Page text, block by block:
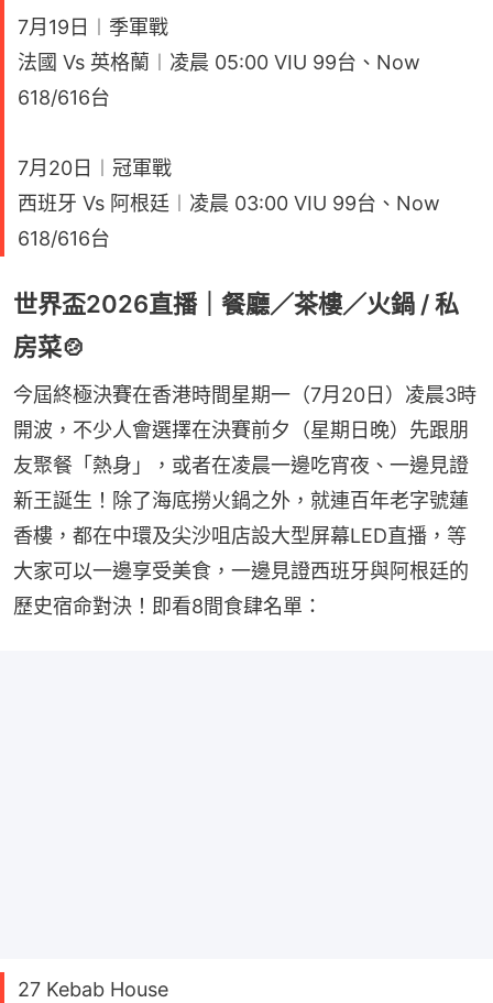
7月19日︱季軍戰
法國 Vs 英格蘭︱凌晨 05:00 VIU 99台、Now
618/616台
7月20日︱冠軍戰
西班牙 Vs 阿根廷︱凌晨 03:00 VIU 99台、Now
618/616台
世界盃2026直播｜餐廳／茶樓／火鍋 / 私
房菜🍲
今屆終極決賽在香港時間星期一（7月20日）凌晨3時
開波，不少人會選擇在決賽前夕（星期日晚）先跟朋
友聚餐「熱身」，或者在凌晨一邊吃宵夜、一邊見證
新王誕生！除了海底撈火鍋之外，就連百年老字號蓮
香樓，都在中環及尖沙咀店設大型屏幕LED直播，等
大家可以一邊享受美食，一邊見證西班牙與阿根廷的
歷史宿命對決！即看8間食肆名單：
27 Kebab House